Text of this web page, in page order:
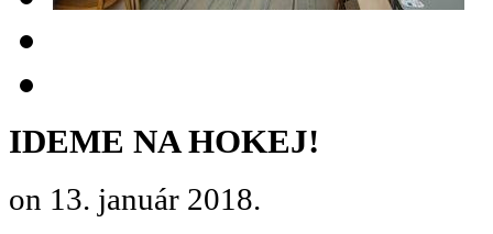
IDEME NA HOKEJ!
on 13. január 2018.